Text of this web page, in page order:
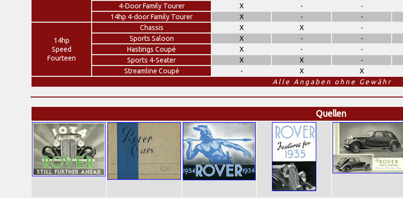
4-Door Family Tourer
X - -
14hp 4-door Family Tourer
X - -
14hp
Speed
Fourteen
Chassis X X -
Sports Saloon
X - -
Hastings Coupé
X - -
Sports 4-Seater
X X -
Streamline Coupé
- X X
A l l e A n g a b e n o h n e G e w ä h r
Quellen